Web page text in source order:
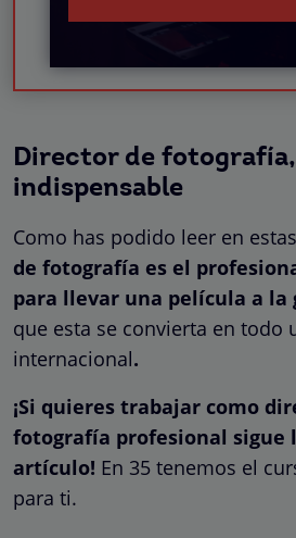
Director de
indispensable
Como has podido leer en
de fotografía es el
para llevar una película a la
que esta se convierta en todo
internacional.
¡Si quieres trabajar como
fotografía profesional sigue
artículo! En 35 tenemos el
para ti.